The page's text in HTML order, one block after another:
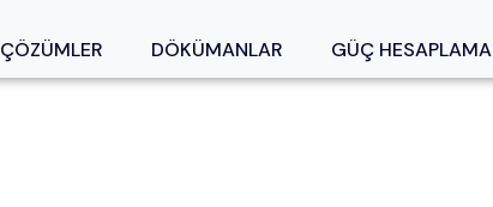
ÇÖZÜMLER DÖKÜMANLAR GÜÇ HESAPLAMA